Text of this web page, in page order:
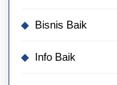
Bisnis Baik
Info Baik